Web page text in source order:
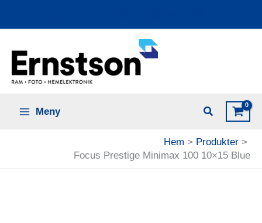
Meny
Hem
Produkter
Focus Prestige Minimax 100 10×15 Blue